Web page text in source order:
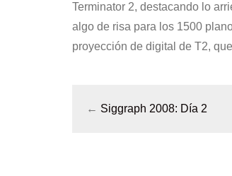
Terminator 2, destacando lo
algo de risa para los 1500
proyección de digital de T2,
← Siggraph 2008: Día 2